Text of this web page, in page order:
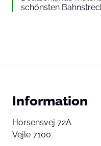
schönsten
Information
Horsensvej 72A
Vejle 7100